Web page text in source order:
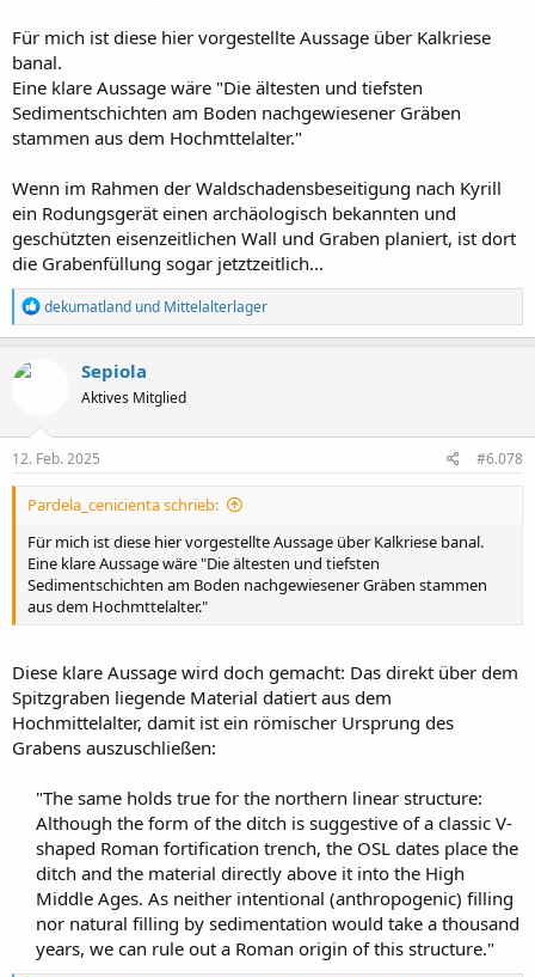
Für mich ist diese hier vorgestellte Aussage über Kalkriese
banal.
Eine klare Aussage wäre "Die ältesten und tiefsten
Sedimentschichten am Boden nachgewiesener Gräben
stammen aus dem Hochmttelalter."
Wenn im Rahmen der Waldschadensbeseitigung nach Kyrill
ein Rodungsgerät einen archäologisch bekannten und
geschützten eisenzeitlichen Wall und Graben planiert, ist dort
die Grabenfüllung sogar jetztzeitlich...
R
e
a
n
e
dekumatland und Mittelalterlager
Sepiola
Aktives Mitglied
12. Feb. 2025 #6.078
Pardela_cenicienta schrieb:
Für mich ist diese hier vorgestellte Aussage über Kalkriese banal.
Eine klare Aussage wäre "Die ältesten und tiefsten
Sedimentschichten am Boden nachgewiesener Gräben stammen
aus dem Hochmttelalter."
Diese klare Aussage wird doch gemacht: Das direkt über dem
Spitzgraben liegende Material datiert aus dem
Hochmittelalter, damit ist ein römischer Ursprung des
Grabens auszuschließen:
"The same holds true for the northern linear structure:
Although the form of the ditch is suggestive of a classic V-
shaped Roman fortification trench, the OSL dates place the
ditch and the material directly above it into the High
Middle Ages. As neither intentional (anthropogenic) filling
nor natural filling by sedimentation would take a thousand
years, we can rule out a Roman origin of this structure."​